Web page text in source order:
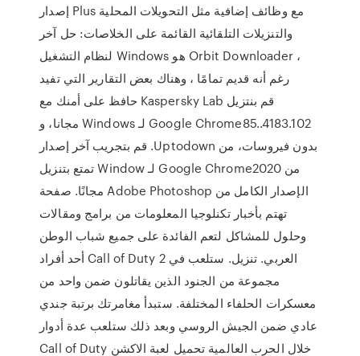
إصدار Plus مع وظائف إضافية مثل التحويلات المحلية
والتنزيلات التلقائية القائمة على الخلاصات: حل آخر
لنظام التشغيل Windows هو Orbit Downloader ،
رغم أنه قديم تمامًا ، وهناك بعض التقارير التي تفيد
حافظ على أمنك مع Kaspersky Lab ‫قم بنتزيل
Google Chrome85..4183.102 لـ Windows مجانا، و
بدون فيروسات، من Uptodown. قم بتجريب آخر إصدار
من Google Chrome2020 لـ Window تمتع بتنزيل
الإصدار الكامل من Adobe Photoshop مجانًا. صفحة
تهتم بأخبار تكنلوجيا المعلومات من برامج ومقالات
وحلول للمشاكل لتعم الفائدة على جميع شباب الوطن
العربي. تنزيل. ستلعب في Call of Duty 2 أحد أفراد
مجموعة من الجنود الذين يقاتلون ضمن واحد من
معسكرات الحلفاء المختلفة. ستبدأ مغامرتك برتبة جندي
عادي ضمن الجيش الروسي وبعد ذلك ستلعب عدة أدوار
خلال الحرب العالمية تحميل لعبة الاكشن Call of Duty